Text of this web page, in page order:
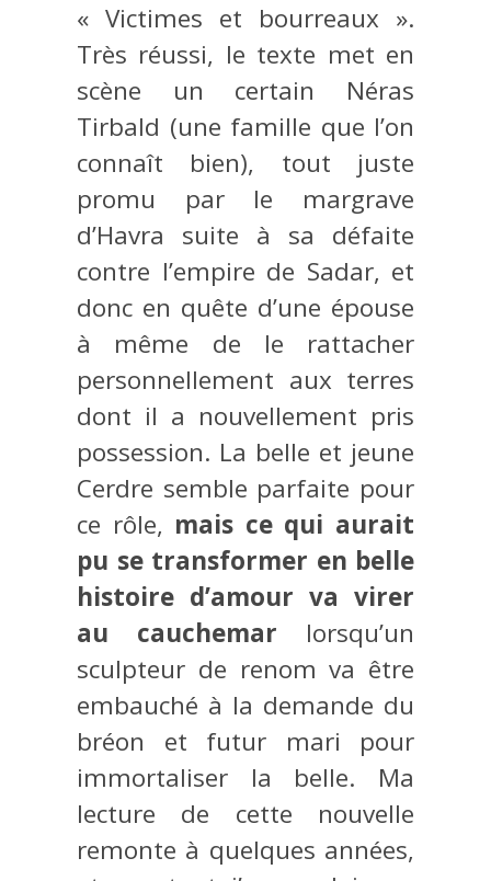
« Victimes et bourreaux ».
Très réussi, le texte met en
scène un certain Néras
Tirbald (une famille que l’on
connaît bien), tout juste
promu par le margrave
d’Havra suite à sa défaite
contre l’empire de Sadar, et
donc en quête d’une épouse
à même de le rattacher
personnellement aux terres
dont il a nouvellement pris
possession. La belle et jeune
Cerdre semble parfaite pour
ce rôle, mais ce qui aurait
pu se transformer en belle
histoire d’amour va virer
au cauchemar lorsqu’un
sculpteur de renom va être
embauché à la demande du
bréon et futur mari pour
immortaliser la belle. Ma
lecture de cette nouvelle
remonte à quelques années,